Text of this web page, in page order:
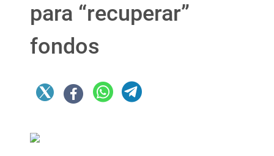
para “recuperar”
fondos